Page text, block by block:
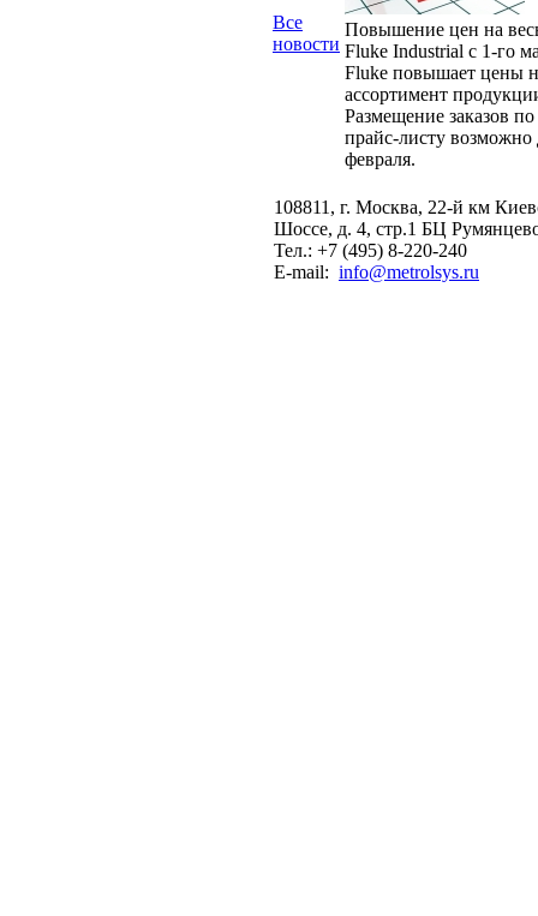
Все
новости
Повышение цен на
Fluke Industrial с 1-го
Fluke повышает цены
ассортимент
Размещение заказов
прайс-листу возможно
февраля.
108811, г. Москва, 22-й км
Шоссе, д. 4, стр.1 БЦ
Тел.: +7 (495) 8-220-240
E-mail: info@metrolsys.ru